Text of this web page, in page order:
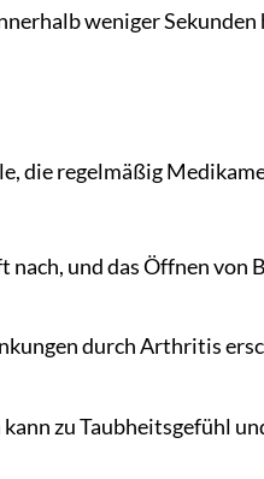
weniger Sekunden
die regelmäßig
und das Öffnen von
durch Arthritis
zu Taubheitsgefühl